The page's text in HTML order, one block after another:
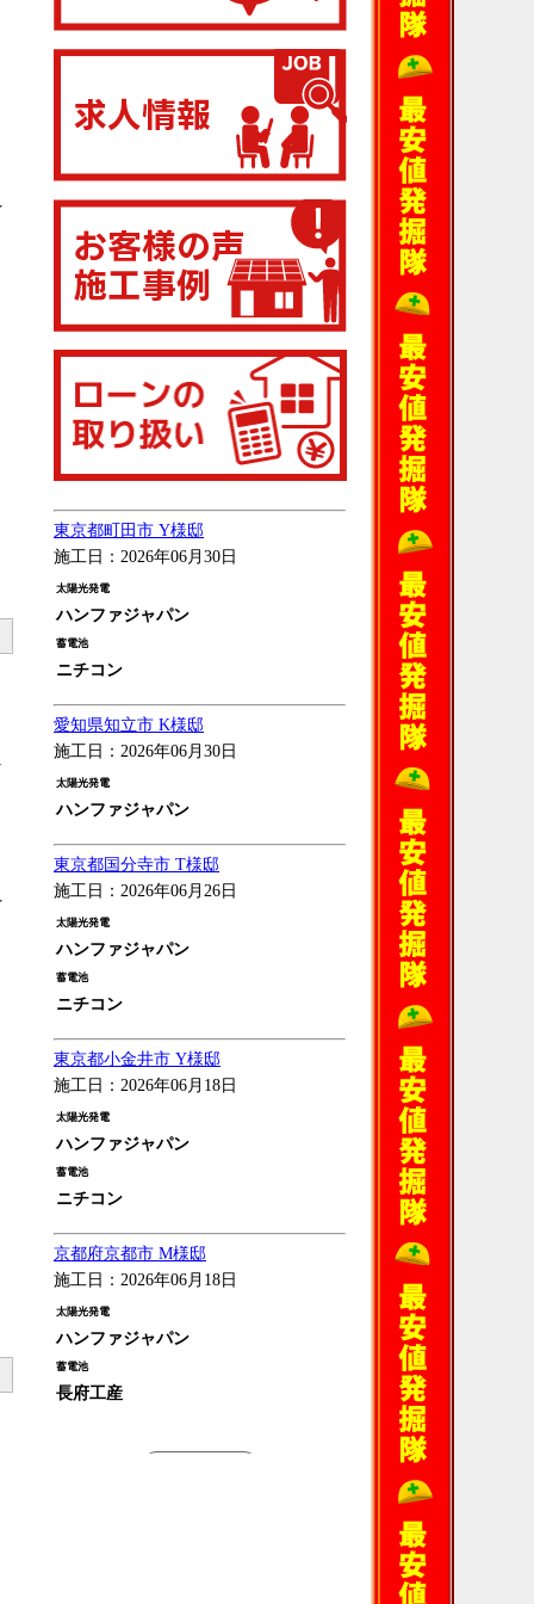
東京都町田市 Y様邸
施工日：2026年06月30日
太陽光発電
ハンファジャパン
蓄電池
ニチコン
愛知県知立市 K様邸
施工日：2026年06月30日
太陽光発電
ハンファジャパン
東京都国分寺市 T様邸
施工日：2026年06月26日
太陽光発電
ハンファジャパン
蓄電池
ニチコン
東京都小金井市 Y様邸
施工日：2026年06月18日
太陽光発電
ハンファジャパン
蓄電池
ニチコン
京都府京都市 M様邸
施工日：2026年06月18日
太陽光発電
ハンファジャパン
蓄電池
長府工産